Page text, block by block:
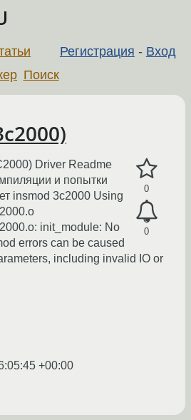
Регистрация - Вход
Поиск
0
0
Driver Readme
и попытки
insmod 3c2000 Using
init_module: No
errors can be caused
including invalid IO or
+00:00